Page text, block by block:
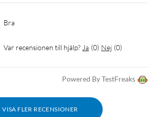
Bra
Var recensionen till hjälp? Ja (0) Nej (0)
Powered By TestFreaks
VISA FLER RECENSIONER